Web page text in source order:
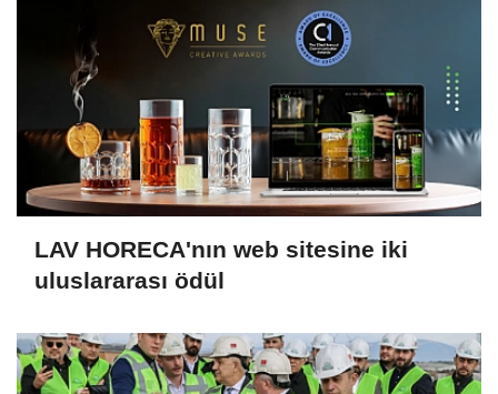
LAV HORECA'nın web sitesine iki
uluslararası ödül